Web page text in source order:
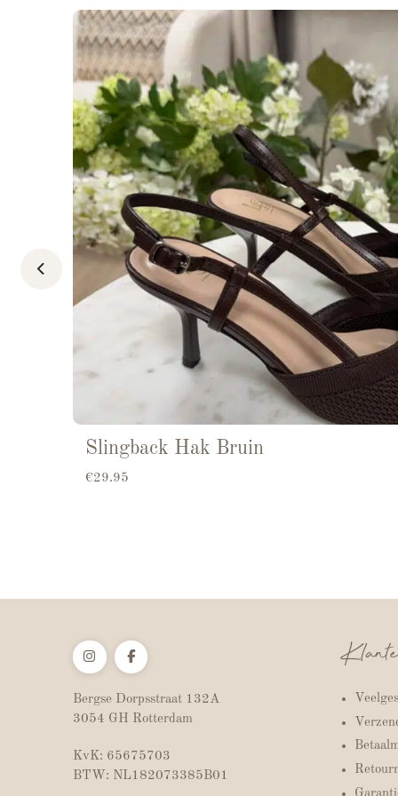
Slingback Hak Bruin
€29.95
Bergse Dorpsstraat 132A
3054 GH Rotterdam
KvK: 65675703
BTW: NL182073385B01